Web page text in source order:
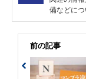
備などにつ
前の記事